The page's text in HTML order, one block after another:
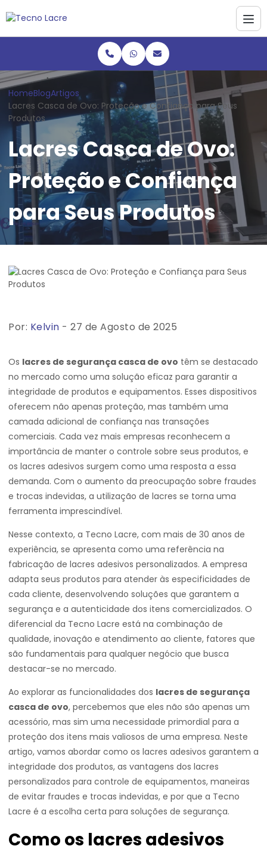
HomeBlogArtigos
Lacres Casca de Ovo: Proteção e Confiança para Seus
Produtos
Lacres Casca de Ovo:
Proteção e Confiança
para Seus Produtos
Por: Kelvin - 27 de Agosto de 2025
Os lacres de segurança casca de ovo têm se destacado
no mercado como uma solução eficaz para garantir a
integridade de produtos e equipamentos. Esses dispositivos
oferecem não apenas proteção, mas também uma
camada adicional de confiança nas transações
comerciais. Cada vez mais empresas reconhecem a
importância de manter o controle sobre seus produtos, e
os lacres adesivos surgem como uma resposta a essa
demanda. Com o aumento da preocupação sobre fraudes
e trocas indevidas, a utilização de lacres se torna uma
ferramenta imprescindível.
Nesse contexto, a Tecno Lacre, com mais de 30 anos de
experiência, se apresenta como uma referência na
fabricação de lacres adesivos personalizados. A empresa
adapta seus produtos para atender às especificidades de
cada cliente, desenvolvendo soluções que garantem a
segurança e a autenticidade dos itens comercializados. O
diferencial da Tecno Lacre está na combinação de
qualidade, inovação e atendimento ao cliente, fatores que
são fundamentais para qualquer negócio que busca
destacar-se no mercado.
Ao explorar as funcionalidades dos lacres de segurança
casca de ovo, percebemos que eles não são apenas um
acessório, mas sim uma necessidade primordial para a
proteção dos itens mais valiosos de uma empresa. Neste
artigo, vamos abordar como os lacres adesivos garantem a
integridade dos produtos, as vantagens dos lacres
personalizados para controle de equipamentos, maneiras
de evitar fraudes e trocas indevidas, e por que a Tecno
Lacre é a escolha certa para soluções de segurança.
Como os lacres adesivos